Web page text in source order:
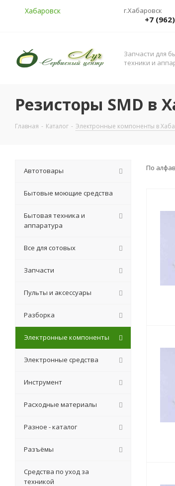
Хабаровск г.Хабаровск
+7
Запчасти для
техники и
Резисторы SMD в
Главная - Каталог - Электронные компоненты в
По
Автотовары
Бытовые моющие средства
Бытовая техника и
аппаратура
Все для сотовых
Запчасти
Пульты и аксессуары
Разборка
Электронные компоненты
Электронные средства
Инструмент
Расходные материалы
Разное - каталог
Разъёмы
Средства по уход за
техникой